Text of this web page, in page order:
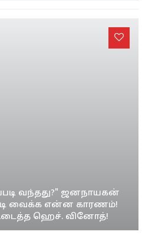
சூர்யா படமா,
வந்தது?" ஜனநாயகன்
வைக்க என்ன காரணம்!